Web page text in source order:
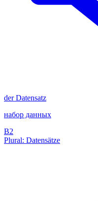
derDatensatz
набор данных
B2
Plural: Datensätze